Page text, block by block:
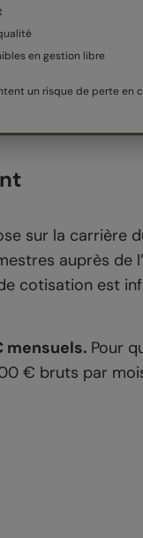
en gestion libre
un risque de perte en
sur la carrière
auprès de
cotisation est
mensuels. Pour
€ bruts par